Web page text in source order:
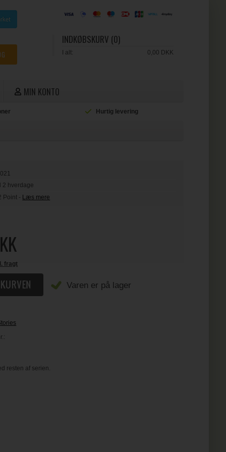
INDKØBSKURV (0)
I alt: 0,00 DKK
MIN KONTO
Hurtig levering
2 hverdage
Point - Læs mere
fragt
Varen er på lager
resten af serien.